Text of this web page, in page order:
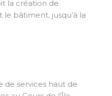
la création de
bâtiment, jusqu’à la
de services haut de